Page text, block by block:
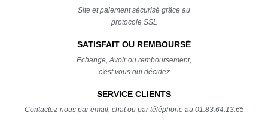
Site et paiement sécurisé grâce au
protocole SSL
SATISFAIT OU REMBOURSÉ
Echange, Avoir ou remboursement,
c'est vous qui décidez
SERVICE CLIENTS
Contactez-nous par email, chat ou par téléphone au 01.83.64.13.65